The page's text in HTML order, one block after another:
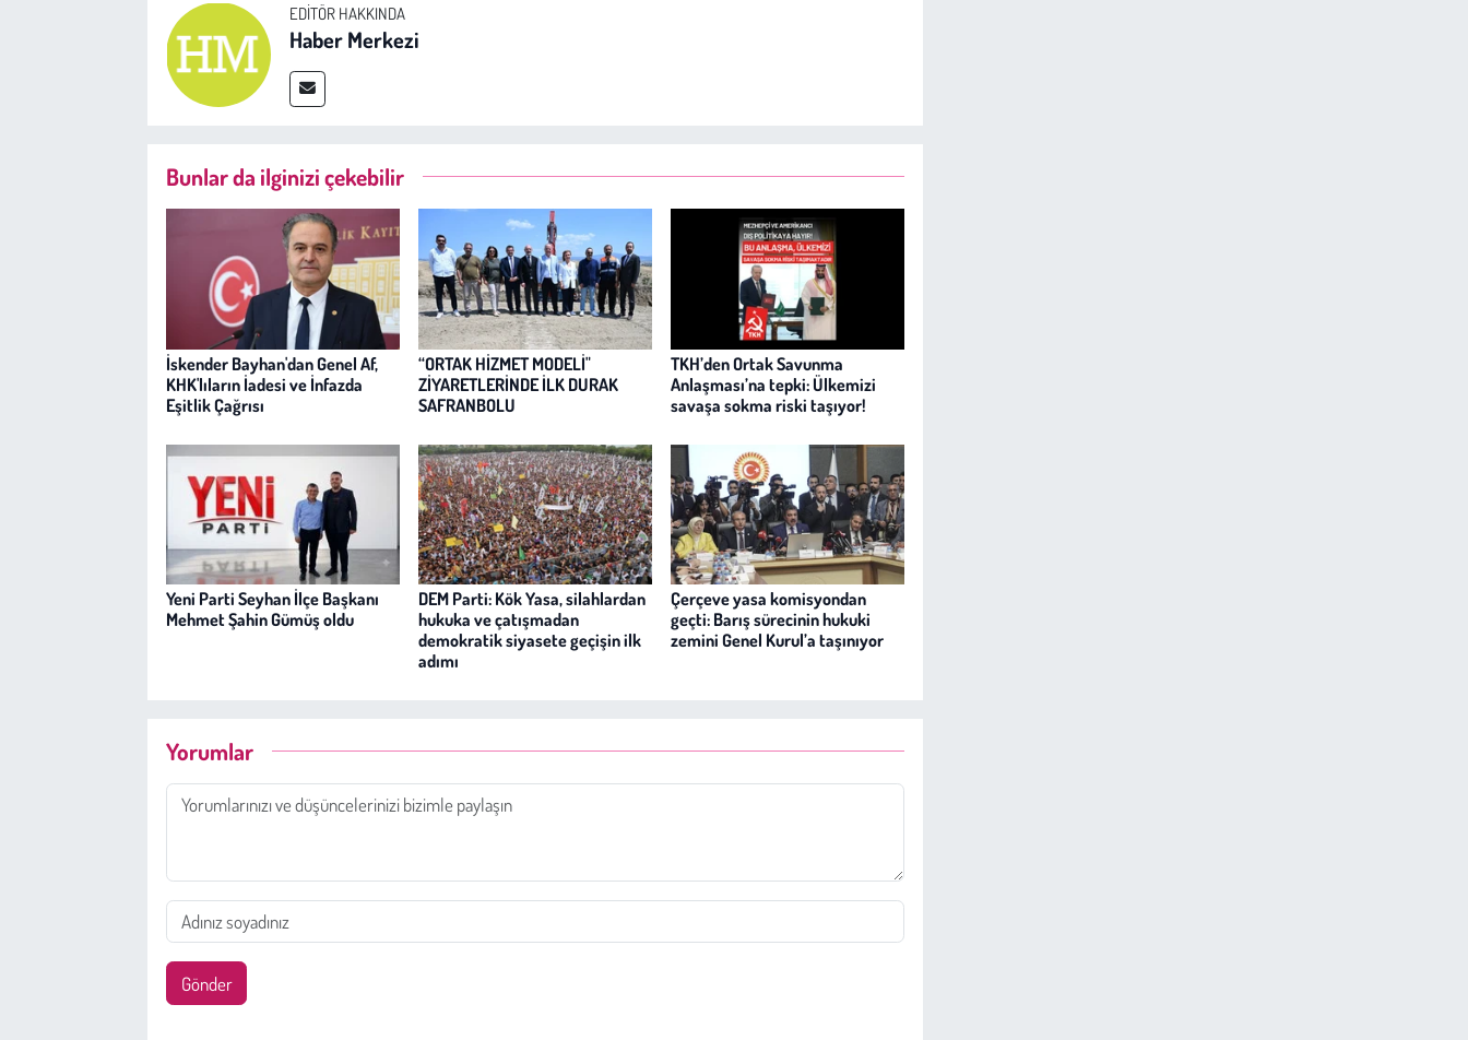
EDITÖR HAKKINDA
Haber Merkezi
Bunlar da ilginizi çekebilir
İskender Bayhan'dan Genel Af,
KHK'lıların İadesi ve İnfazda
Eşitlik Çağrısı
“ORTAK HİZMET MODELİ"
ZİYARETLERİNDE İLK DURAK
SAFRANBOLU
TKH’den Ortak Savunma
Anlaşması’na tepki: Ülkemizi
savaşa sokma riski taşıyor!
Yeni Parti Seyhan İlçe Başkanı
Mehmet Şahin Gümüş oldu
DEM Parti: Kök Yasa, silahlardan
hukuka ve çatışmadan
demokratik siyasete geçişin ilk
adımı
Çerçeve yasa komisyondan
geçti: Barış sürecinin hukuki
zemini Genel Kurul’a taşınıyor
Yorumlar
Gönder